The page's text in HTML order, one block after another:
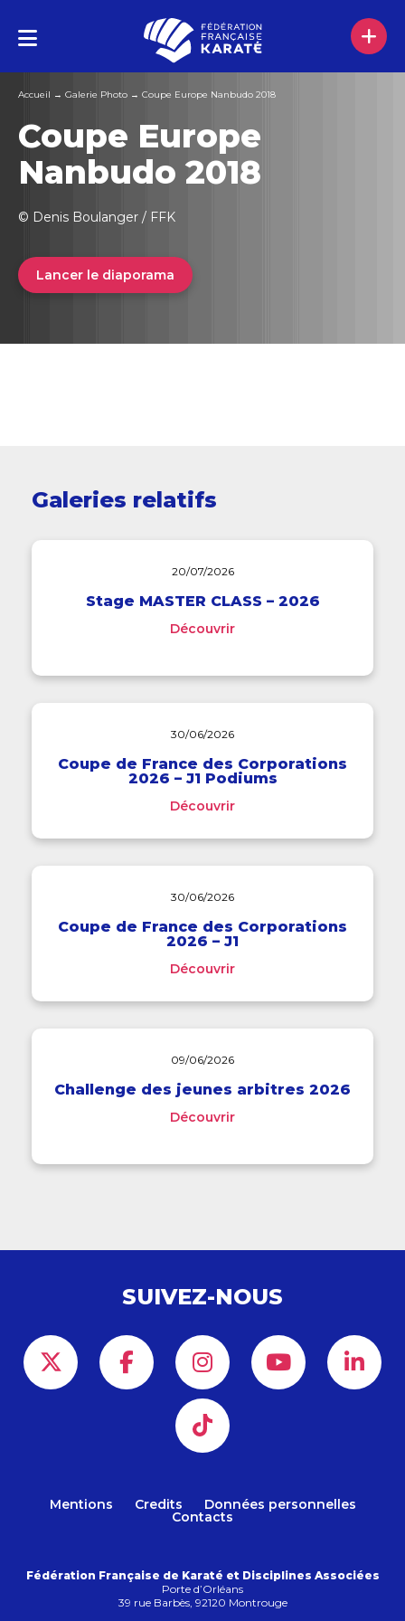
Accueil → Galerie Photo → Coupe Europe Nanbudo 2018
Coupe Europe
Nanbudo 2018
© Denis Boulanger / FFK
Lancer le diaporama
Galeries relatifs
20/07/2026
Stage MASTER CLASS – 2026
Découvrir
30/06/2026
Coupe de France des Corporations
2026 – J1 Podiums
Découvrir
30/06/2026
Coupe de France des Corporations
2026 – J1
Découvrir
09/06/2026
Challenge des jeunes arbitres 2026
Découvrir
SUIVEZ-NOUS
Mentions Credits Données personnelles
Contacts
Fédération Française de Karaté et Disciplines Associées
Porte d’Orléans
39 rue Barbès, 92120 Montrouge